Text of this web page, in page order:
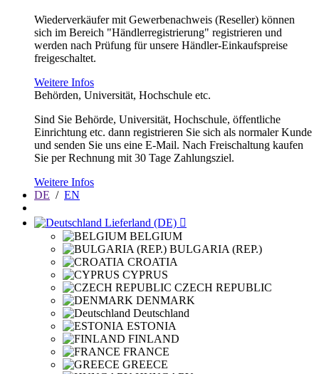
Wiederverkäufer mit Gewerbenachweis (Reseller) können
sich im Bereich "Händlerregistrierung" registrieren und
werden nach Prüfung für unsere Händler-Einkaufspreise
freigeschaltet.
Weitere Infos
Behörden, Universität, Hochschule etc.
Sind Sie Behörde, Universität, Hochschule, öffentliche
Einrichtung etc. dann registrieren Sie sich als normaler Kunde
und senden Sie uns eine E-Mail. Nach Freischaltung kaufen
Sie per Rechnung mit 30 Tage Zahlungsziel.
Weitere Infos
DE / EN
Lieferland (DE) 
BELGIUM
BULGARIA (REP.)
CROATIA
CYPRUS
CZECH REPUBLIC
DENMARK
Deutschland
ESTONIA
FINLAND
FRANCE
GREECE